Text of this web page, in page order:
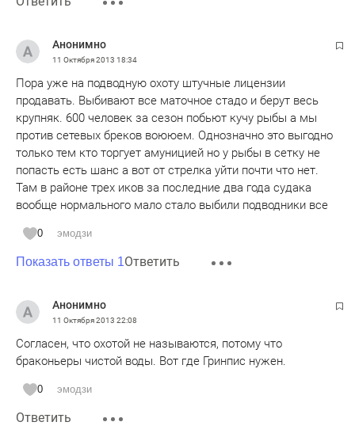
Анонимно
11 Октября 2013 18:34
Пора уже на подводную охоту штучные лицензии
продавать. Выбивают все маточное стадо и берут весь
крупняк. 600 человек за сезон побьют кучу рыбы а мы
против сетевых бреков воююем. Однозначно это выгодно
только тем кто торгует амуницией но у рыбы в сетку не
попасть есть шанс а вот от стрелка уйти почти что нет.
Там в районе трех иков за последние два года судака
вообще нормального мало стало выбили подводники все
0 эмодзи
Показать ответы 1Ответить
Анонимно
11 Октября 2013 22:08
Согласен, что охотой не называются, потому что
браконьеры чистой воды. Вот где Гринпис нужен.
0 эмодзи
Ответить